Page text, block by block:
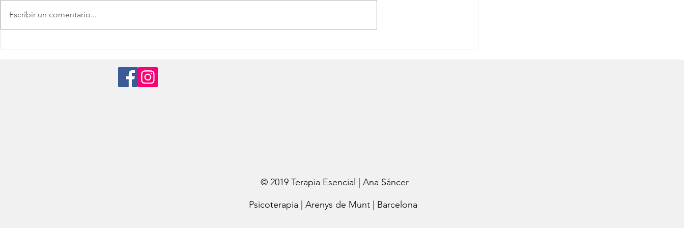
Escribir un comentario...
© 2019 Terapia Esencial | Ana Sáncer
Psicoterapia | Arenys de Munt | Barcelona